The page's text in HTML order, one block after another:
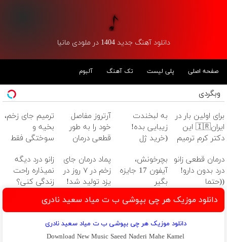
دانلود آهنگ جدید 1404 در ملودی مانیا
صفحه اصلی پلی لیست تک آهنگ آلبوم
وبگردی
برای اولین بار در
ایران🇮🇷 این
دکتر کرم ترمیم
ساخت!
به لبخندت
زیبایی بده!
(خرید ژل
دندان
با40%تخفیف)
آرتروز مفاصل
خود را به طور
قطعی درمان
◂پرسش‌نامه▸
ترمیم جای زخم،
بخیه و
سوختگی فقط
درمان قطعی زانو
درد بدون دارو!
((حتما
پرسش‌نامه رو پر
کن))
بچرخونش،
آیفون 17 جایزه
بگیر
پماد درمان جای
زخم در ۷ روز در
یزد تولید شد!
زانو درد دیگه
نمیذاره راحت
زندگی کنی؟
دانلود موزیک هر چی بپوشی ب ت میاد سعید نادری
دانلود موزیک هر چی بپوشی ب ت میاد سعید نادری
Download New Music Saeed Naderi Mahe Kamel